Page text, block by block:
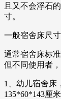
且又不会浮石
寸。
一般宿舍床尺寸
通常宿舍床标
但不同使用者
1、幼儿宿舍床
135*60*143厘米